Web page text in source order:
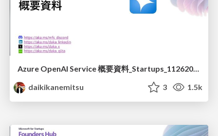
Azure OpenAI Service 概要資料_Startups_11262023
daikikanemitsu
3 1.5k